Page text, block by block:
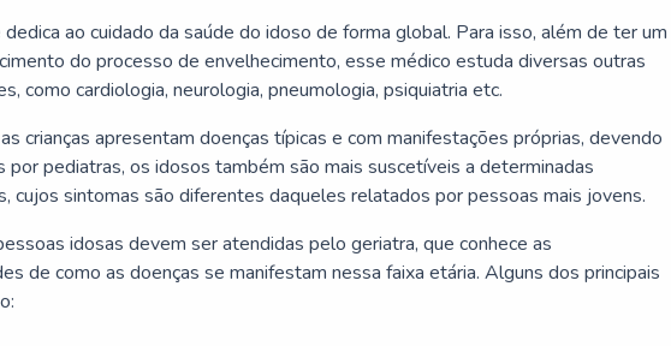
ao cuidado da saúde do idoso de forma global. Para isso, além de ter um
do processo de envelhecimento, esse médico estuda diversas outras
como cardiologia, neurologia, pneumologia, psiquiatria etc.
crianças apresentam doenças típicas e com manifestações próprias, devendo
por pediatras, os idosos também são mais suscetíveis a determinadas
cujos sintomas são diferentes daqueles relatados por pessoas mais jovens.
idosas devem ser atendidas pelo geriatra, que conhece as
de como as doenças se manifestam nessa faixa etária. Alguns dos principais